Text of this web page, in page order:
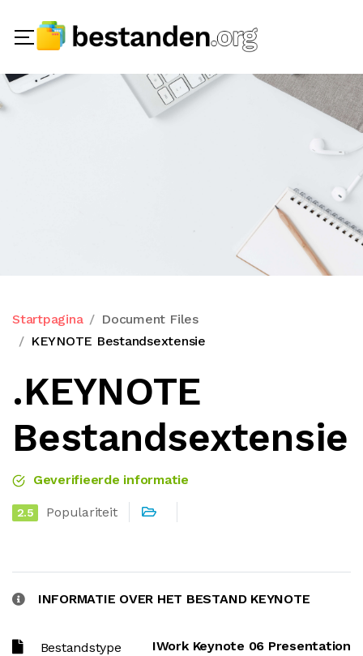
Startpagina
Document Files
KEYNOTE Bestandsextensie
.KEYNOTE
Bestandsextensie
Geverifieerde informatie
2.5 Populariteit
INFORMATIE OVER HET BESTAND KEYNOTE
Bestandstype IWork Keynote 06 Presentation